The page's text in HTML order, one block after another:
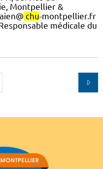
Montpellier &
chu-montpellier.fr
médicale du